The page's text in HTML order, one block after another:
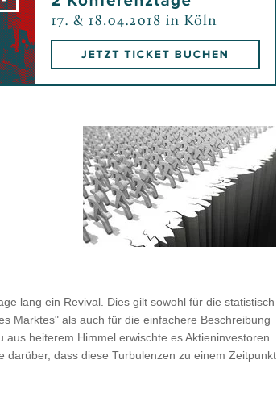
lang ein Revival. Dies gilt sowohl für die statistisch
Marktes" als auch für die einfachere Beschreibung
aus heiterem Himmel erwischte es Aktieninvestoren
darüber, dass diese Turbulenzen zu einem Zeitpunkt